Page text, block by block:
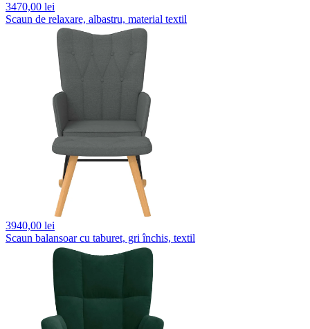
3470,00 lei
Scaun de relaxare, albastru, material textil
3940,00 lei
Scaun balansoar cu taburet, gri închis, textil